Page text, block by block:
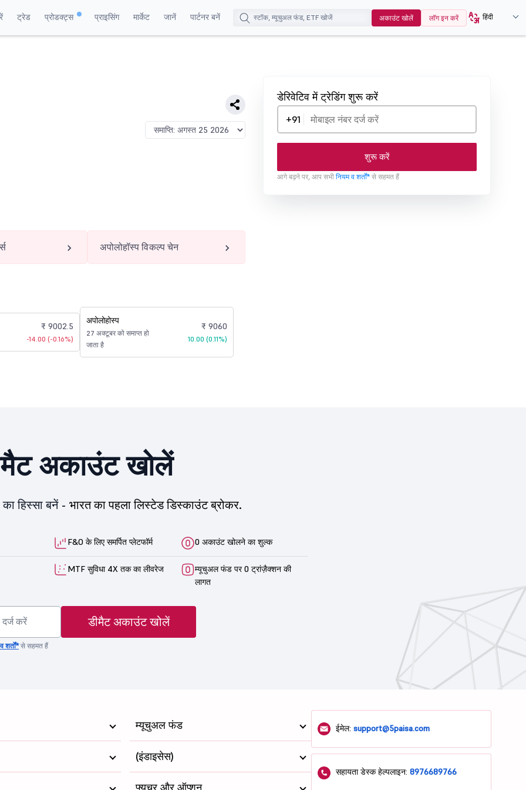
ट्रेड प्रोडक्ट्स प्राइसिंग मार्केट जानें पार्टनर बनें अकाउंट खोलें लॉग इन करें हिंदी
डेरिवेटिव में ट्रेडिंग शुरू करें
+91
शुरू करें
आगे बढ़ने पर, आप सभी नियम व शर्तों* से सहमत हैं
अपोलोहॉस्प विकल्प चेन
₹ 9002.5
-14.00 (-0.16%)
अपोलोहोस्प
27 अक्टूबर को समाप्त हो
जाता है
₹ 9060
10.00 (0.11%)
अकाउंट खोलें
हिस्सा बनें - भारत का पहला लिस्टेड डिस्काउंट ब्रोकर.
F&O के लिए समर्पित प्लेटफॉर्म 0 अकाउंट खोलने का शुल्क
MTF सुविधा 4X तक का लीवरेज
म्यूचुअल फंड पर 0 ट्रांज़ैक्शन की
लागत
डीमैट अकाउंट खोलें
शर्तों*से सहमत हैं
म्यूचुअल फंड
(इंडाइसेस)
फ्यूचर और ऑप्शन
ईमेल:support@5paisa.com
सहायता डेस्क हेल्पलाइन:8976689766